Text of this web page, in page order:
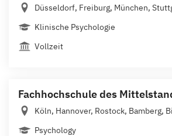
Düsseldorf, Freiburg, München,
Klinische Psychologie
Vollzeit
Fachhochschule des
Köln, Hannover, Rostock, Bamberg,
Psychology